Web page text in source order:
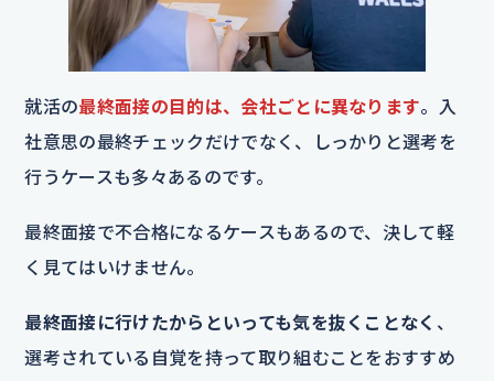
就活の最終面接の目的は、会社ごとに異なります。入
社意思の最終チェックだけでなく、しっかりと選考を
行うケースも多々あるのです。
最終面接で不合格になるケースもあるので、決して軽
く見てはいけません。
最終面接に行けたからといっても気を抜くことなく 、
選考されている自覚を持って取り組むことをおすすめ